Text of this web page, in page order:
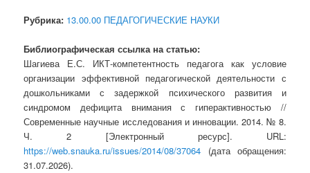
Рубрика: 13.00.00 ПЕДАГОГИЧЕСКИЕ НАУКИ
Библиографическая ссылка на статью:
Шагиева Е.С. ИКТ-компетентность педагога как условие
организации эффективной педагогической деятельности с
дошкольниками с задержкой психического развития и
синдромом дефицита внимания с гиперактивностью //
Современные научные исследования и инновации. 2014. № 8.
Ч. 2 [Электронный ресурс]. URL:
https://web.snauka.ru/issues/2014/08/37064 (дата обращения:
31.07.2026).